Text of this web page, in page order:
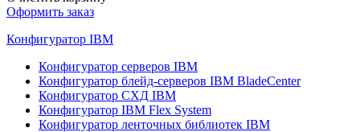
Оформить заказ
Конфигуратор IBM
Конфигуратор серверов IBM
Конфигуратор блейд-серверов IBM BladeCenter
Конфигуратор СХД IBM
Конфигуратор IBM Flex System
Конфигуратор ленточных библиотек IBM